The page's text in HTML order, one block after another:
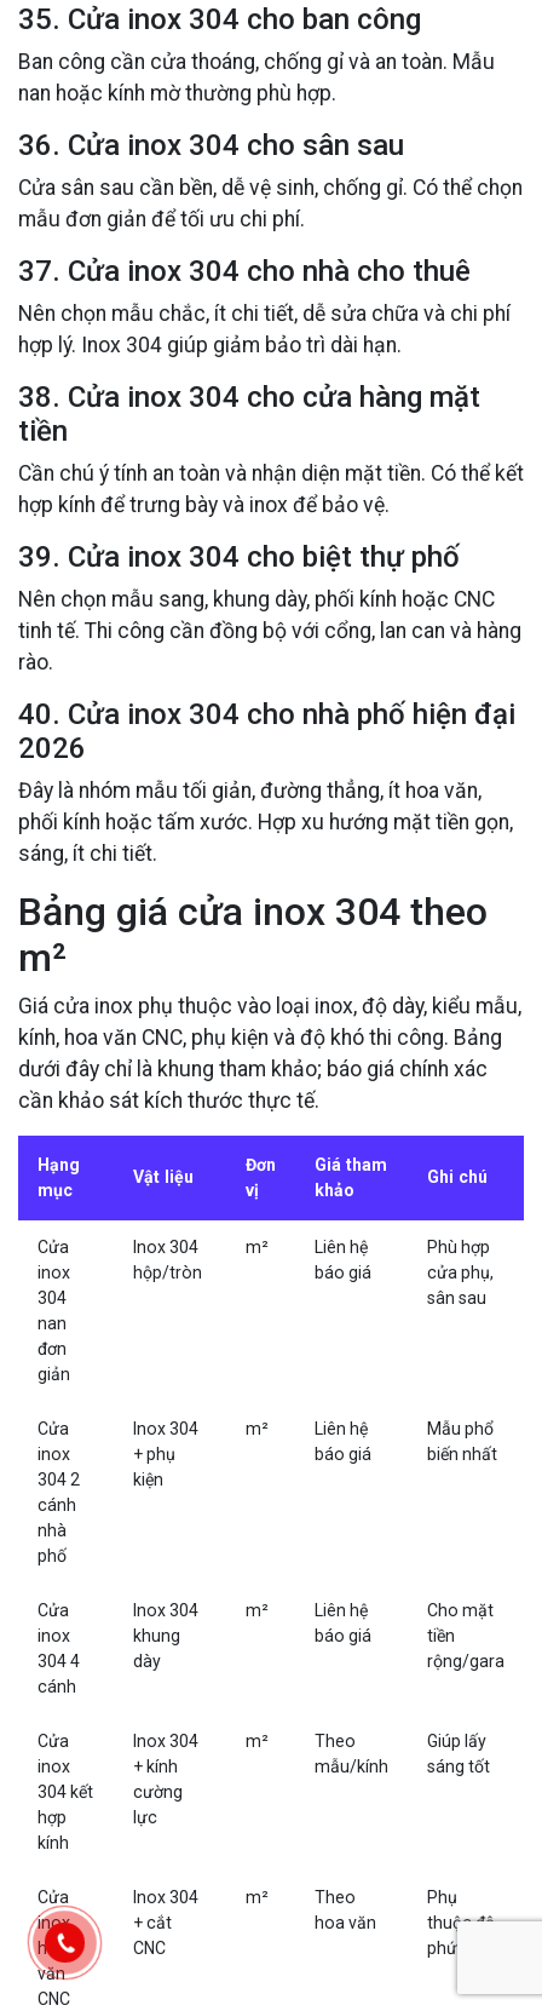
35. Cửa inox 304 cho ban công
Ban công cần cửa thoáng, chống gỉ và an toàn. Mẫu
nan hoặc kính mờ thường phù hợp.
36. Cửa inox 304 cho sân sau
Cửa sân sau cần bền, dễ vệ sinh, chống gỉ. Có thể chọn
mẫu đơn giản để tối ưu chi phí.
37. Cửa inox 304 cho nhà cho thuê
Nên chọn mẫu chắc, ít chi tiết, dễ sửa chữa và chi phí
hợp lý. Inox 304 giúp giảm bảo trì dài hạn.
38. Cửa inox 304 cho cửa hàng mặt
tiền
Cần chú ý tính an toàn và nhận diện mặt tiền. Có thể kết
hợp kính để trưng bày và inox để bảo vệ.
39. Cửa inox 304 cho biệt thự phố
Nên chọn mẫu sang, khung dày, phối kính hoặc CNC
tinh tế. Thi công cần đồng bộ với cổng, lan can và hàng
rào.
40. Cửa inox 304 cho nhà phố hiện đại
2026
Đây là nhóm mẫu tối giản, đường thẳng, ít hoa văn,
phối kính hoặc tấm xước. Hợp xu hướng mặt tiền gọn,
sáng, ít chi tiết.
Bảng giá cửa inox 304 theo
m²
Giá cửa inox phụ thuộc vào loại inox, độ dày, kiểu mẫu,
kính, hoa văn CNC, phụ kiện và độ khó thi công. Bảng
dưới đây chỉ là khung tham khảo; báo giá chính xác
cần khảo sát kích thước thực tế.
Hạng
mục
Vật liệu
Đơn
vị
Giá tham
khảo
Ghi chú
Cửa
inox
304
nan
đơn
giản
Inox 304
hộp/tròn
m²
Liên hệ
báo giá
Phù hợp
cửa phụ,
sân sau
Cửa
inox
304 2
cánh
nhà
phố
Inox 304
+ phụ
kiện
m²
Liên hệ
báo giá
Mẫu phổ
biến nhất
Cửa
inox
304 4
cánh
Inox 304
khung
dày
m²
Liên hệ
báo giá
Cho mặt
tiền
rộng/gara
Cửa
inox
304 kết
hợp
kính
Inox 304
+ kính
cường
lực
m²
Theo
mẫu/kính
Giúp lấy
sáng tốt
Cửa
inox
hoa
văn
CNC
Inox 304
+ cắt
CNC
m²
Theo
hoa văn
Phụ
thuộc độ
phức tạp